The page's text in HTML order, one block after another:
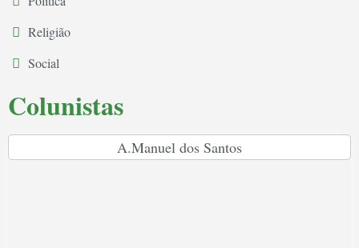
Religião
Social
Colunistas
A.Manuel dos Santos